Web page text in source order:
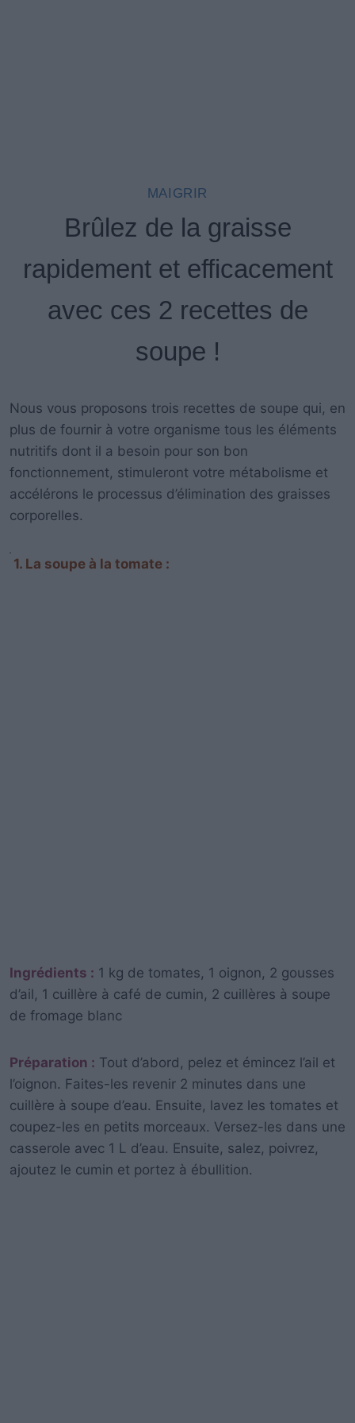
MAIGRIR
Brûlez de la graisse
rapidement et efficacement
avec ces 2 recettes de
soupe !
Nous vous proposons trois recettes de soupe qui, en
plus de fournir à votre organisme tous les éléments
nutritifs dont il a besoin pour son bon
fonctionnement, stimuleront votre métabolisme et
accélérons le processus d’élimination des graisses
corporelles.
1. La soupe à la tomate :
Ingrédients : 1 kg de tomates, 1 oignon, 2 gousses
d’ail, 1 cuillère à café de cumin, 2 cuillères à soupe
de fromage blanc
Préparation : Tout d’abord, pelez et émincez l’ail et
l’oignon. Faites-les revenir 2 minutes dans une
cuillère à soupe d’eau. Ensuite, lavez les tomates et
coupez-les en petits morceaux. Versez-les dans une
casserole avec 1 L d’eau. Ensuite, salez, poivrez,
ajoutez le cumin et portez à ébullition.